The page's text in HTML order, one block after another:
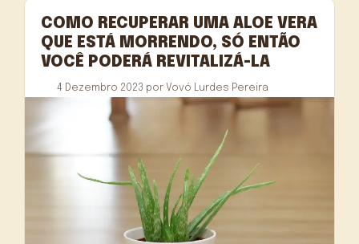
COMO RECUPERAR UMA ALOE VERA
QUE ESTÁ MORRENDO, SÓ ENTÃO
VOCÊ PODERÁ REVITALIZÁ-LA
4 Dezembro 2023 por Vovó Lurdes Pereira